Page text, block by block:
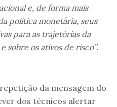
e, de forma mais
política monetária, seus
para as trajetórias da
sobre os ativos de risco”.
da mensagem do
dos técnicos alertar